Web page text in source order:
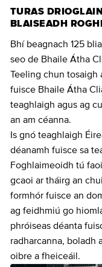
TURAS
BLAISEADH
Bhí beagnach 125
seo de Bhaile Átha
Teeling chun tosaigh
fuisce Bhaile Átha
teaghlaigh agus ag
an am céanna.
Is gnó teaghlaigh
déanamh fuisce sa
Foghlaimeoidh tú
gcaoi ar tháirg an
formhór fuisce an
ag feidhmiú go
phróiseas déanta
radharcanna, boladh
oibre a fheiceáil.